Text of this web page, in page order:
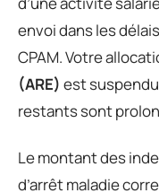
envoi dans les
CPAM. Votre
(ARE) est
restants sont
Le montant des
d’arrêt maladie